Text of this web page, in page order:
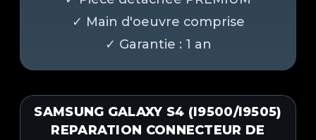
SAMSUNG GALAXY S4 (I9500/I9505)
REPARATION CONNECTEUR DE